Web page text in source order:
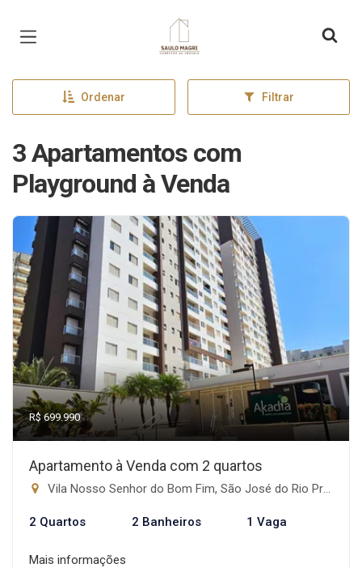
Página inicial
Ordenar Filtrar
3 Apartamentos com
Playground à Venda
R$ 699.990
Apartamento à Venda com 2 quartos
Vila Nosso Senhor do Bom Fim, São José do Rio Preto-SP
2 Quartos 2 Banheiros 1 Vaga
Mais informações